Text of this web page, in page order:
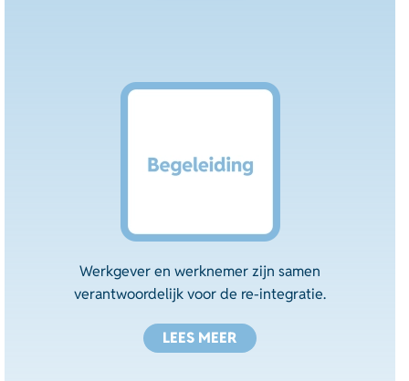
Werkgever en werknemer zijn samen
verantwoordelijk voor de re-integratie.
LEES MEER